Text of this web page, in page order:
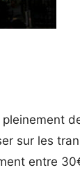
sur les
entre